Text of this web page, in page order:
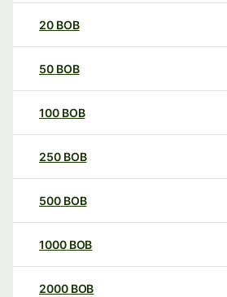
20 BOB
50 BOB
100 BOB
250 BOB
500 BOB
1000 BOB
2000 BOB